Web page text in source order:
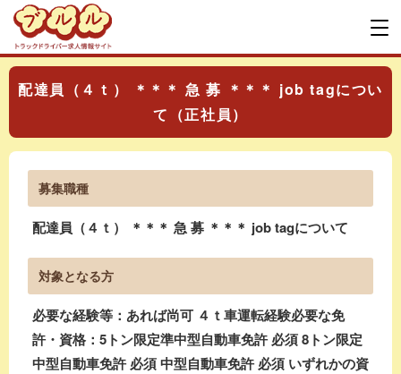
配達員（４ｔ） ＊＊＊ 急 募 ＊＊＊ job tagについ
て（正社員）
募集職種
配達員（４ｔ） ＊＊＊ 急 募 ＊＊＊ job tagについて
対象となる方
必要な経験等：あれば尚可 ４ｔ車運転経験必要な免
許・資格：5トン限定準中型自動車免許 必須 8トン限定
中型自動車免許 必須 中型自動車免許 必須 いずれかの資